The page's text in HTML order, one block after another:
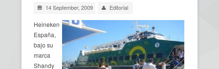
14 September, 2009 Editorial
Heineken
España,
bajo su
marca
Shandy